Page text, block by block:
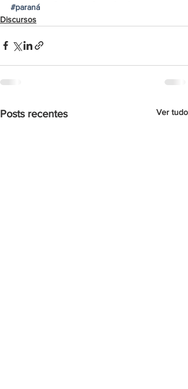
#paraná
Discursos
Posts recentes Ver tudo